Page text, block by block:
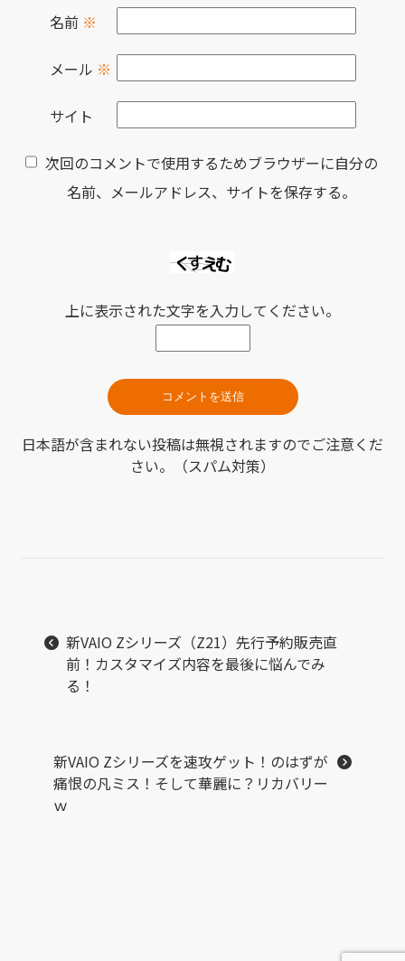
名前 ※
メール ※
サイト
次回のコメントで使用するためブラウザーに自分の
名前、メールアドレス、サイトを保存する。
上に表示された文字を入力してください。
日本語が含まれない投稿は無視されますのでご注意くだ
さい。（スパム対策）
新VAIO Zシリーズ（Z21）先行予約販売直
前！カスタマイズ内容を最後に悩んでみ
る！
新VAIO Zシリーズを速攻ゲット！のはずが
痛恨の凡ミス！そして華麗に？リカバリー
ｗ